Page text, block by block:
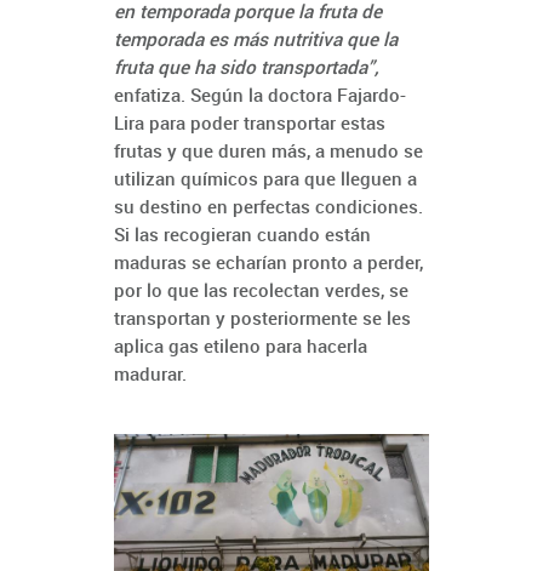
en temporada porque la fruta de
temporada es más nutritiva que la
fruta que ha sido transportada”,
enfatiza. Según la doctora Fajardo-
Lira para poder transportar estas
frutas y que duren más, a menudo se
utilizan químicos para que lleguen a
su destino en perfectas condiciones.
Si las recogieran cuando están
maduras se echarían pronto a perder,
por lo que las recolectan verdes, se
transportan y posteriormente se les
aplica gas etileno para hacerla
madurar.